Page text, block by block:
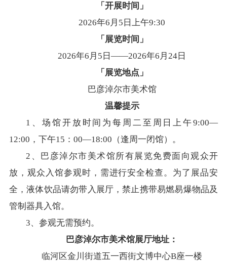
「开展时间」
2026年6月5日上午9:30
「展览时间」
2026年6月5日——2026年6月24日
「展览地点」
巴彦淖尔市美术馆
温馨提示
1、场馆开放时间为每周二至周日上午9:00—
12:00，下午15：00—18:00（逢周一闭馆）。
2、巴彦淖尔市美术馆所有展览免费面向观众开
放，观众入馆参观时，需进行安全检查。为了展品安
全，液体饮品请勿带入展厅，禁止携带易燃易爆物品及
管制器具入馆。
3、参观无需预约。
巴彦淖尔市美术馆展厅地址：
临河区金川街道五一西街文博中心B座一楼